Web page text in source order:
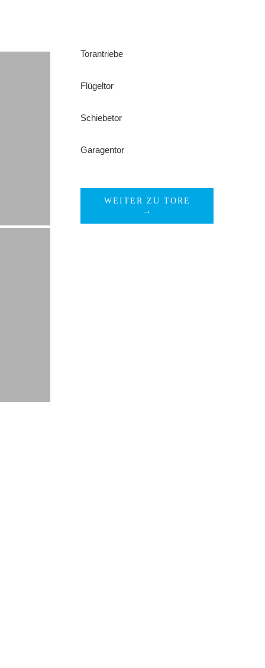
Torantriebe
Flügeltor
Schiebetor
Garagentor
WEITER ZU TORE
→